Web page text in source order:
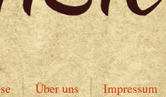
Über uns Impressum